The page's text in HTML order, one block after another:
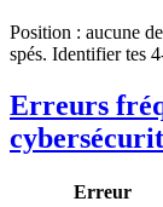
Position : aucune
spés. Identifier tes
Erreurs
Erreur